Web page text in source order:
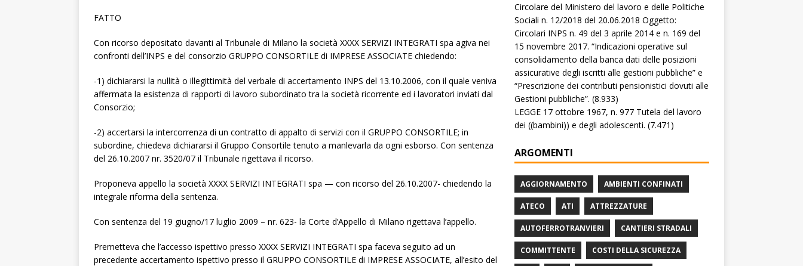
FATTO
Con ricorso depositato davanti al Tribunale di Milano la società XXXX SERVIZI INTEGRATI spa agiva nei
confronti dell’INPS e del consorzio GRUPPO CONSORTILE di IMPRESE ASSOCIATE chiedendo:
-1) dichiararsi la nullità o illegittimità del verbale di accertamento INPS del 13.10.2006, con il quale veniva
affermata la esistenza di rapporti di lavoro subordinato tra la società ricorrente ed i lavoratori inviati dal
Consorzio;
-2) accertarsi la intercorrenza di un contratto di appalto di servizi con il GRUPPO CONSORTILE; in
subordine, chiedeva dichiararsi il Gruppo Consortile tenuto a manlevarla da ogni esborso. Con sentenza
del 26.10.2007 nr. 3520/07 il Tribunale rigettava il ricorso.
Proponeva appello la società XXXX SERVIZI INTEGRATI spa — con ricorso del 26.10.2007- chiedendo la
integrale riforma della sentenza.
Con sentenza del 19 giugno/17 luglio 2009 – nr. 623- la Corte d’Appello di Milano rigettava l’appello.
Premetteva che l’accesso ispettivo presso XXXX SERVIZI INTEGRATI spa faceva seguito ad un
precedente accertamento ispettivo presso il GRUPPO CONSORTILE di IMPRESE ASSOCIATE, all’esito del
Circolare del Ministero del lavoro e delle Politiche
Sociali n. 12/2018 del 20.06.2018 Oggetto:
Circolari INPS n. 49 del 3 aprile 2014 e n. 169 del
15 novembre 2017. “Indicazioni operative sul
consolidamento della banca dati delle posizioni
assicurative degli iscritti alle gestioni pubbliche” e
“Prescrizione dei contributi pensionistici dovuti alle
Gestioni pubbliche”. (8.933)
LEGGE 17 ottobre 1967, n. 977 Tutela del lavoro
dei ((bambini)) e degli adolescenti. (7.471)
ARGOMENTI
AGGIORNAMENTO AMBIENTI CONFINATI
ATECO ATI ATTREZZATURE
AUTOFERROTRANVIERI CANTIERI STRADALI
COMMITTENTE COSTI DELLA SICUREZZA